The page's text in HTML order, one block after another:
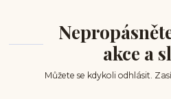
akce a
Můžete se kdykoli odhlásit.